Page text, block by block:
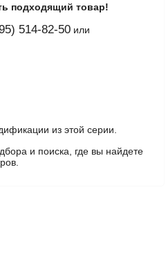
подходящий товар!
514-82-50 или
из этой серии.
и поиска, где вы найдете